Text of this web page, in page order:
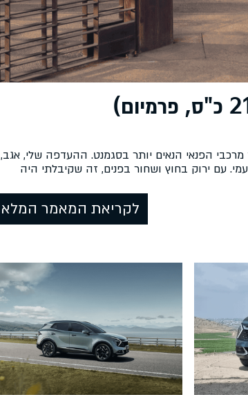
הפנאי הנאים יותר בסגמנט. ההעדפה שלי, אגב,
עם ירוק בחוץ ושחור בפנים, זה שקיבלתי היה
לקריאת המאמר המלא